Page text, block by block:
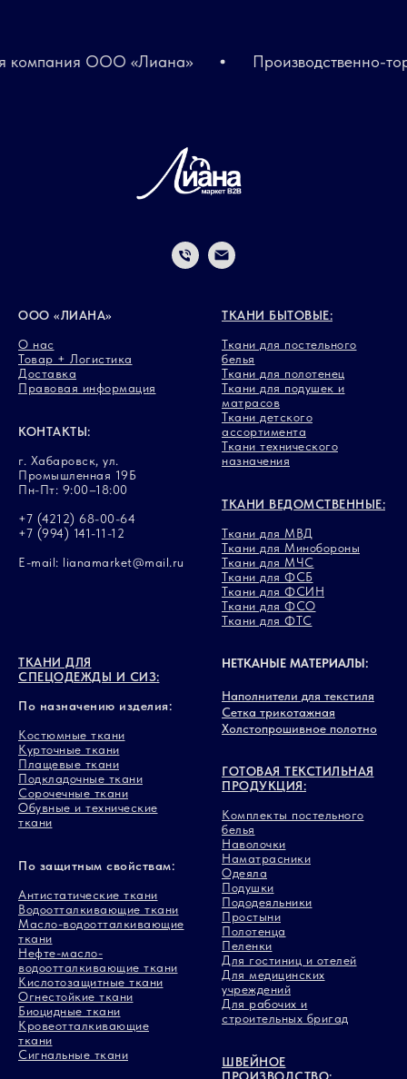
ООО «Лиана» Производственно-
ООО «ЛИАНА»
О нас
Товар + Логистика
Доставка
Правовая информация
КОНТАКТЫ:
г. Хабаровск, ул.
Промышленная 19Б
Пн-Пт: 9:00–18:00
+7 (4212) 68-00-64
+7 (994) 141-11-12
E-mail: lianamarket@mail.ru
ТКАНИ БЫТОВЫЕ:
Ткани для постельного
белья
Ткани для полотенец
Ткани для подушек и
матрасов
Ткани детского
ассортимента
Ткани технического
назначения
ТКАНИ ВЕДОМСТВЕННЫЕ:
Ткани для МВД
Ткани для Минобороны
Ткани для МЧС
Ткани для ФСБ
Ткани для ФСИН
Ткани для ФСО
Ткани для ФТС
ТКАНИ ДЛЯ
СПЕЦОДЕЖДЫ И СИЗ:
По назначению изделия:
Костюмные ткани
Курточные ткани
Плащевые ткани
Подкладочные ткани
Сорочечные ткани
Обувные и технические
ткани
По защитным свойствам:
Антистатические ткани
Водоотталкивающие ткани
Масло-водоотталкивающие
ткани
Нефте-масло-
водоотталкивающие ткани
Кислотозащитные ткани
Огнестойкие ткани
Биоцидные ткани
Кровеотталкивающие
ткани
Сигнальные ткани
НЕТКАНЫЕ МАТЕРИАЛЫ:
Наполнители для текстиля
Сетка трикотажная
Холстопрошивное полотно
ГОТОВАЯ ТЕКСТИЛЬНАЯ
ПРОДУКЦИЯ:
Комплекты постельного
белья
Наволочки
Наматрасники
Одеяла
Подушки
Пододеяльники
Простыни
Полотенца
Пеленки
Для гостиниц и отелей
Для медицинских
учреждений
Для рабочих и
строительных бригад
ШВЕЙНОЕ